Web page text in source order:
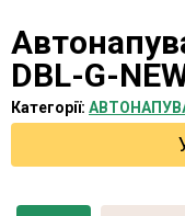
DBL-G-
Категорії: